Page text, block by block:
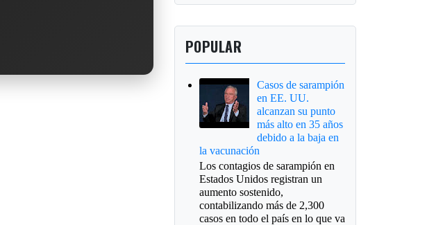
POPULAR
Casos de sarampión
en EE. UU.
alcanzan su punto
más alto en 35 años
debido a la baja en
la vacunación
Los contagios de sarampión en
Estados Unidos registran un
aumento sostenido,
contabilizando más de 2,300
casos en todo el país en lo que va